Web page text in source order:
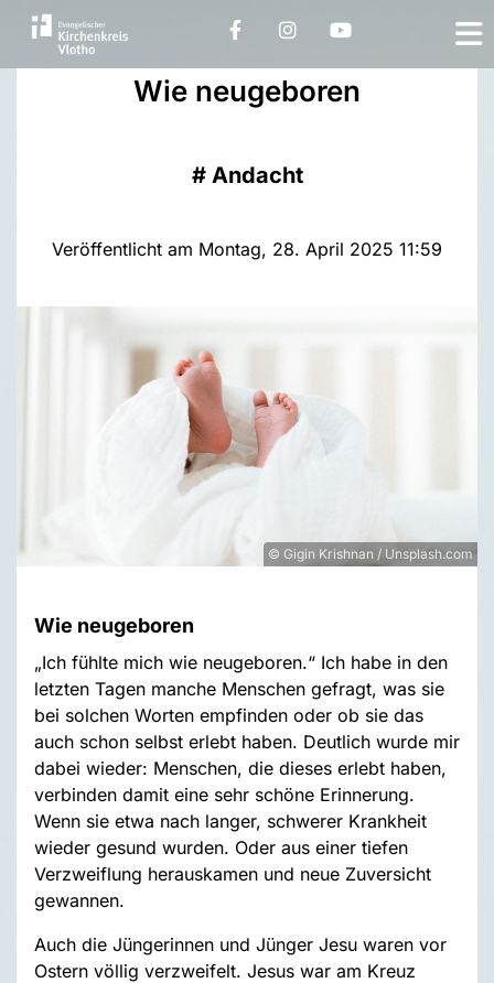
Wie neugeboren
# Andacht
Veröffentlicht am Montag, 28. April 2025 11:59
© Gigin Krishnan / Unsplash.com
Wie neugeboren
„Ich fühlte mich wie neugeboren.“ Ich habe in den
letzten Tagen manche Menschen gefragt, was sie
bei solchen Worten empfinden oder ob sie das
auch schon selbst erlebt haben. Deutlich wurde mir
dabei wieder: Menschen, die dieses erlebt haben,
verbinden damit eine sehr schöne Erinnerung.
Wenn sie etwa nach langer, schwerer Krankheit
wieder gesund wurden. Oder aus einer tiefen
Verzweiflung herauskamen und neue Zuversicht
gewannen.
Auch die Jüngerinnen und Jünger Jesu waren vor
Ostern völlig verzweifelt. Jesus war am Kreuz